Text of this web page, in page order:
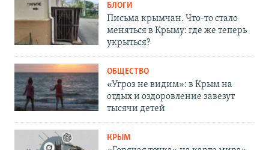
БЛОГИ
Письма крымчан. Что-то стало
меняться в Крыму: где же теперь
укрыться?
ОБЩЕСТВО
«Угроз не видим»: в Крым на
отдых и оздоровление завезут
тысячи детей
КРЫМ